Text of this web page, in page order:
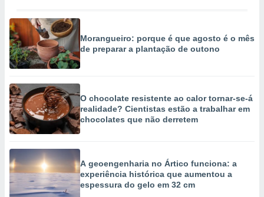
Morangueiro: porque é que agosto é o mês
de preparar a plantação de outono
O chocolate resistente ao calor tornar-se-á
realidade? Cientistas estão a trabalhar em
chocolates que não derretem
A geoengenharia no Ártico funciona: a
experiência histórica que aumentou a
espessura do gelo em 32 cm